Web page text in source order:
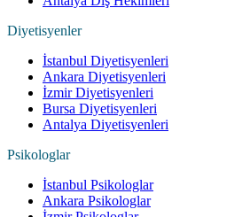
Diyetisyenler
İstanbul Diyetisyenleri
Ankara Diyetisyenleri
İzmir Diyetisyenleri
Bursa Diyetisyenleri
Antalya Diyetisyenleri
Psikologlar
İstanbul Psikologlar
Ankara Psikologlar